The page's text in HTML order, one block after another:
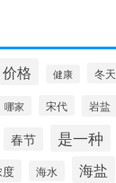
价格 健康 冬天
哪家 宋代 岩盐
春节 是一种
海水 海盐